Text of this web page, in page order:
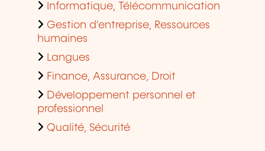
Informatique, Télécommunication
Gestion d'entreprise, Ressources
humaines
Langues
Finance, Assurance, Droit
Développement personnel et
professionnel
Qualité, Sécurité